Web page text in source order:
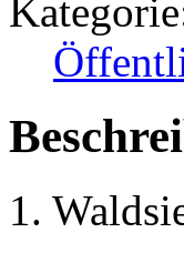
1.